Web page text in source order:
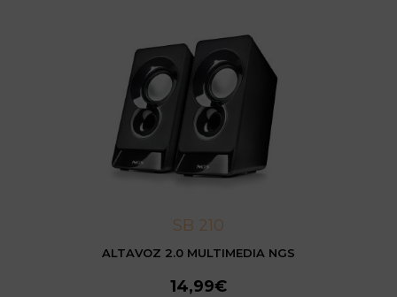
SB 210
ALTAVOZ 2.0 MULTIMEDIA NGS
14,99€